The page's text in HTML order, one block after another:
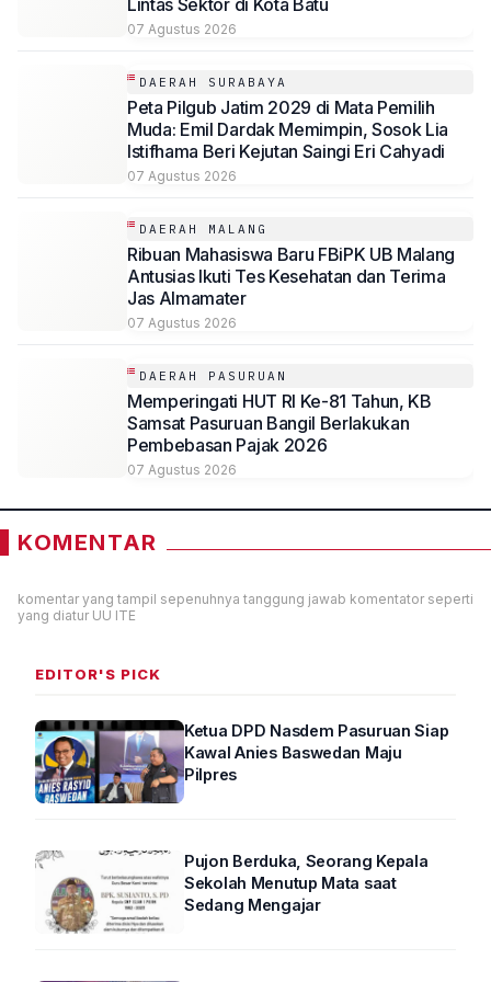
Lintas Sektor di Kota Batu
07 Agustus 2026
DAERAH SURABAYA
Peta Pilgub Jatim 2029 di Mata Pemilih
Muda: Emil Dardak Memimpin, Sosok Lia
Istifhama Beri Kejutan Saingi Eri Cahyadi
07 Agustus 2026
DAERAH MALANG
Ribuan Mahasiswa Baru FBiPK UB Malang
Antusias Ikuti Tes Kesehatan dan Terima
Jas Almamater
07 Agustus 2026
DAERAH PASURUAN
Memperingati HUT RI Ke-81 Tahun, KB
Samsat Pasuruan Bangil Berlakukan
Pembebasan Pajak 2026
07 Agustus 2026
KOMENTAR
komentar yang tampil sepenuhnya tanggung jawab komentator seperti
yang diatur UU ITE
EDITOR'S PICK
Ketua DPD Nasdem Pasuruan Siap
Kawal Anies Baswedan Maju
Pilpres
Pujon Berduka, Seorang Kepala
Sekolah Menutup Mata saat
Sedang Mengajar